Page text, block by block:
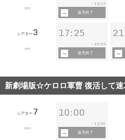
89分
~16:15
販売終了
シアター 3
89分
17:25
~19:05
販売終了
新劇場版☆ケロロ軍曹 復活して
シアター 7
109分
10:00
~12:00
販売終了